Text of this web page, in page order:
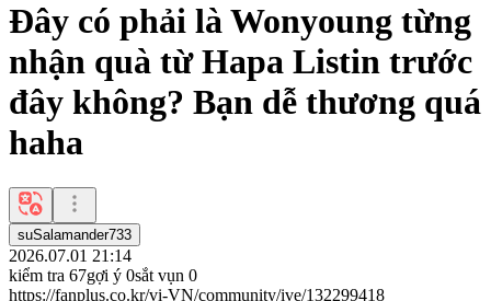
Đây có phải là Wonyoung từng
nhận quà từ Hapa Listin trước
đây không? Bạn dễ thương quá
haha
suSalamander733
2026.07.01 21:14
kiểm tra 67gợi ý 0sắt vụn 0
https://fanplus.co.kr/vi-VN/community/ive/132299418